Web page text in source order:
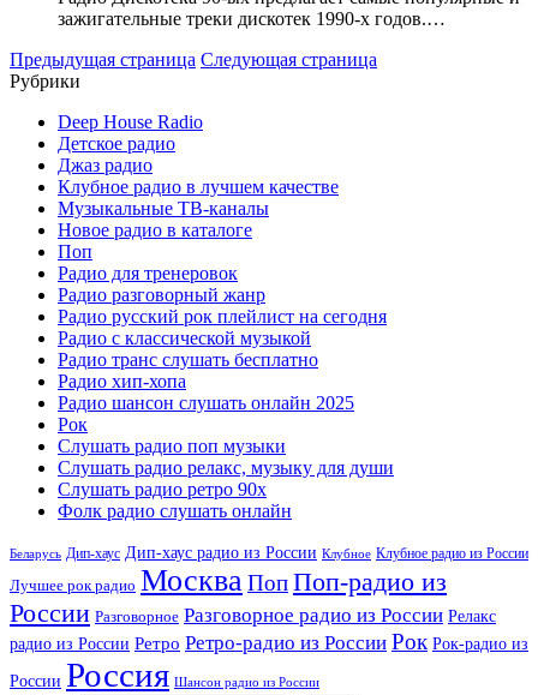
зажигательные треки дискотек 1990-х годов.…
Предыдущая страница Следующая страница
Рубрики
Deep House Radio
Детское радио
Джаз радио
Клубное радио в лучшем качестве
Музыкальные ТВ-каналы
Новое радио в каталоге
Поп
Радио для тренеровок
Радио разговорный жанр
Радио русский рок плейлист на сегодня
Радио с классической музыкой
Радио транс слушать бесплатно
Радио хип-хопа
Радио шансон слушать онлайн 2025
Рок
Слушать радио поп музыки
Слушать радио релакс, музыку для души
Слушать радио ретро 90х
Фолк радио слушать онлайн
Беларусь Дип-хаус Дип-хаус радио из России Клубное Клубное радио из России
Лучшее рок радио МоскваПопПоп-радио из
России Разговорное Разговорное радио из России Релакс
радио из России Ретро Ретро-радио из России Рок Рок-радио из
России Россия Шансон радио из России